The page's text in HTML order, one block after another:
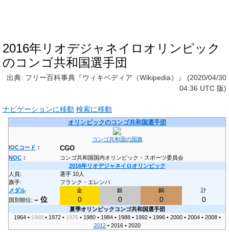
2016年リオデジャネイロオリンピック
のコンゴ共和国選手団
出典: フリー百科事典『ウィキペディア（Wikipedia）』 (2020/04/30
04:36 UTC 版)
ナビゲーションに移動 検索に移動
オリンピックのコンゴ共和国選手団
コンゴ共和国の国旗
IOCコード ： CGO
NOC ：
コンゴ共和国国内オリンピック・スポーツ委員会
2016年リオデジャネイロオリンピック
人員:
選手 10人
旗手:
フランク・エレンバ
メダル
国別順位:– 位
金
0
銀
0
銅
0
計
0
夏季オリンピックコンゴ共和国選手団
1964 • 1968• 1972 • 1976• 1980 • 1984 • 1988 • 1992 • 1996 • 2000 • 2004 • 2008 •
2012 •2016 • 2020